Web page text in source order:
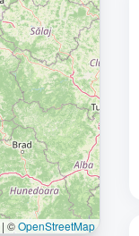
| ©OpenStreetMap